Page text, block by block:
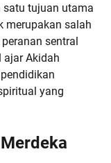
satu tujuan utama
merupakan salah
sentral
ajar Akidah
yang